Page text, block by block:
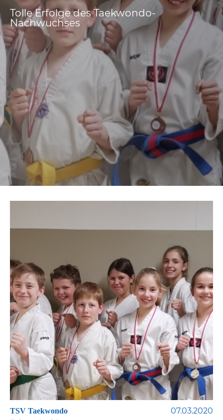
Tolle Erfolge des Taekwondo-
Nachwuchses
TSV Taekwondo
07.03.2020